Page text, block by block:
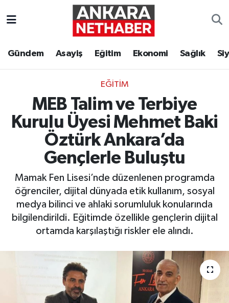
Gündem Asayiş Eğitim Ekonomi Sağlık
EĞITIM
MEB Talim ve Terbiye
Kurulu Üyesi Mehmet Baki
Öztürk Ankara’da
Gençlerle Buluştu
Mamak Fen Lisesi’nde düzenlenen programda
öğrenciler, dijital dünyada etik kullanım, sosyal
medya bilinci ve ahlaki sorumluluk konularında
bilgilendirildi. Eğitimde özellikle gençlerin dijital
ortamda karşılaştığı riskler ele alındı.
Ekonomi
Gündem
Kim Kimdir Nereli
Resmi İlanlar
Sağlık
Teknoloji
Ankara Hava Durumu
Tüm Manşetler
Son Dakika Haberleri